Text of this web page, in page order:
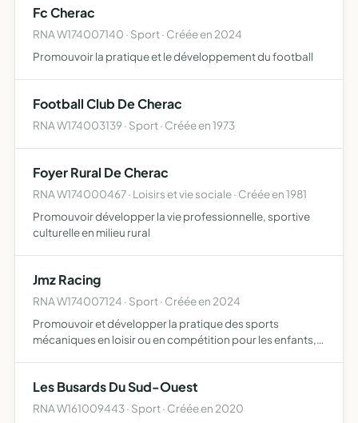
Fc Cherac
RNA W174007140 · Sport · Créée en 2024
Promouvoir la pratique et le développement du football
Football Club De Cherac
RNA W174003139 · Sport · Créée en 1973
Foyer Rural De Cherac
RNA W174000467 · Loisirs et vie sociale · Créée en 1981
Promouvoir développer la vie professionnelle, sportive
culturelle en milieu rural
Jmz Racing
RNA W174007124 · Sport · Créée en 2024
Promouvoir et développer la pratique des sports
mécaniques en loisir ou en compétition pour les enfants,
favorise…
Les Busards Du Sud-Ouest
RNA W161009443 · Sport · Créée en 2020